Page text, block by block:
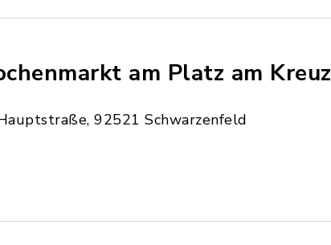
am Platz am Kreuz
92521 Schwarzenfeld